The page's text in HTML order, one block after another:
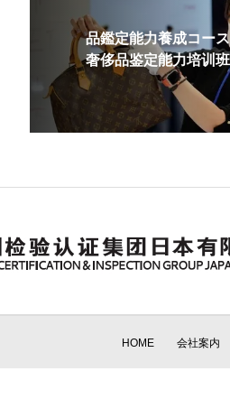
品鑑定能力養成コース
奢侈品鉴定能力培训班
HOME 会社案内